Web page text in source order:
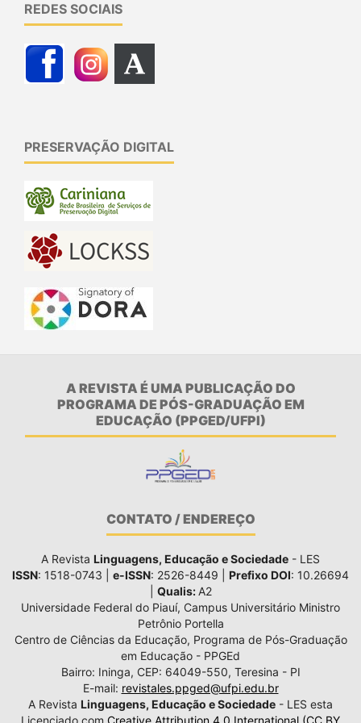
REDES SOCIAIS
PRESERVAÇÃO DIGITAL
A REVISTA É UMA PUBLICAÇÃO DO
PROGRAMA DE PÓS-GRADUAÇÃO EM
EDUCAÇÃO (PPGED/UFPI)
CONTATO / ENDEREÇO
A Revista Linguagens, Educação e Sociedade - LES
ISSN: 1518-0743 | e-ISSN: 2526-8449 | Prefixo DOI: 10.26694
Qualis: A2
Universidade Federal do Piauí, Campus Universitário Ministro
Petrônio Portella
Centro de Ciências da Educação, Programa de Pós-Graduação
em Educação - PPGEd
Bairro: Ininga, CEP: 64049-550, Teresina - PI
E-mail: revistales.ppged@ufpi.edu.br
A Revista Linguagens, Educação e Sociedade - LES esta
Licenciado com Creative Attribution 4.0 International (CC BY